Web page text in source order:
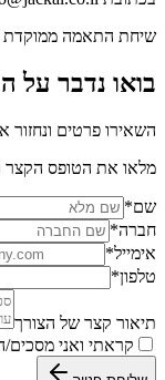
שיחת התאמה ממוקדת
בואו נדבר
השאירו פרטים ונחזור
מלאו את הטופס הקצר
שם*
חברה*
אימייל*
טלפון*
תיאור קצר של הצורך
קראתי ואני מסכים/